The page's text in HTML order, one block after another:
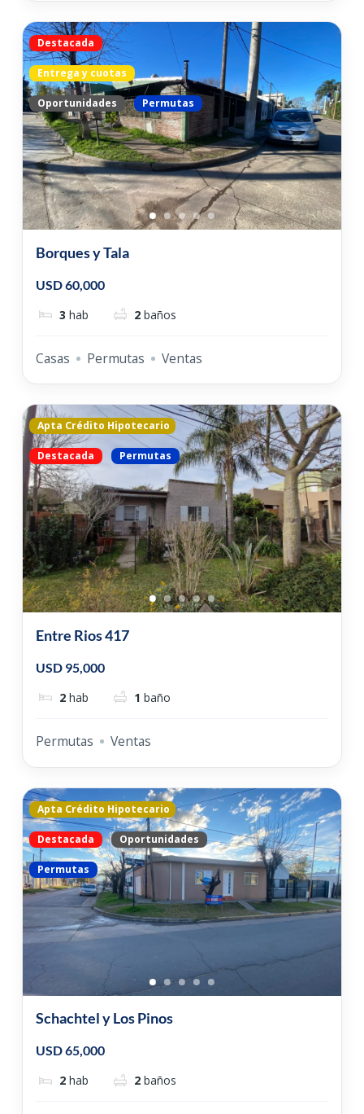
Destacada
Entrega y cuotas
Oportunidades Permutas
Borques y Tala
USD 60,000
3 hab 2 baños
Casas Permutas Ventas
Apta Crédito Hipotecario
Destacada Permutas
Entre Rios 417
USD 95,000
2 hab 1 baño
Permutas Ventas
Apta Crédito Hipotecario
Destacada Oportunidades
Permutas
Schachtel y Los Pinos
USD 65,000
2 hab 2 baños